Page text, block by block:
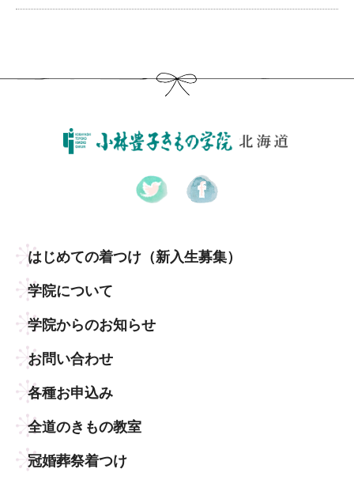
はじめての着つけ （新入生募集）
学院について
学院からのお知らせ
お問い合わせ
各種お申込み
全道のきもの教室
冠婚葬祭着つけ